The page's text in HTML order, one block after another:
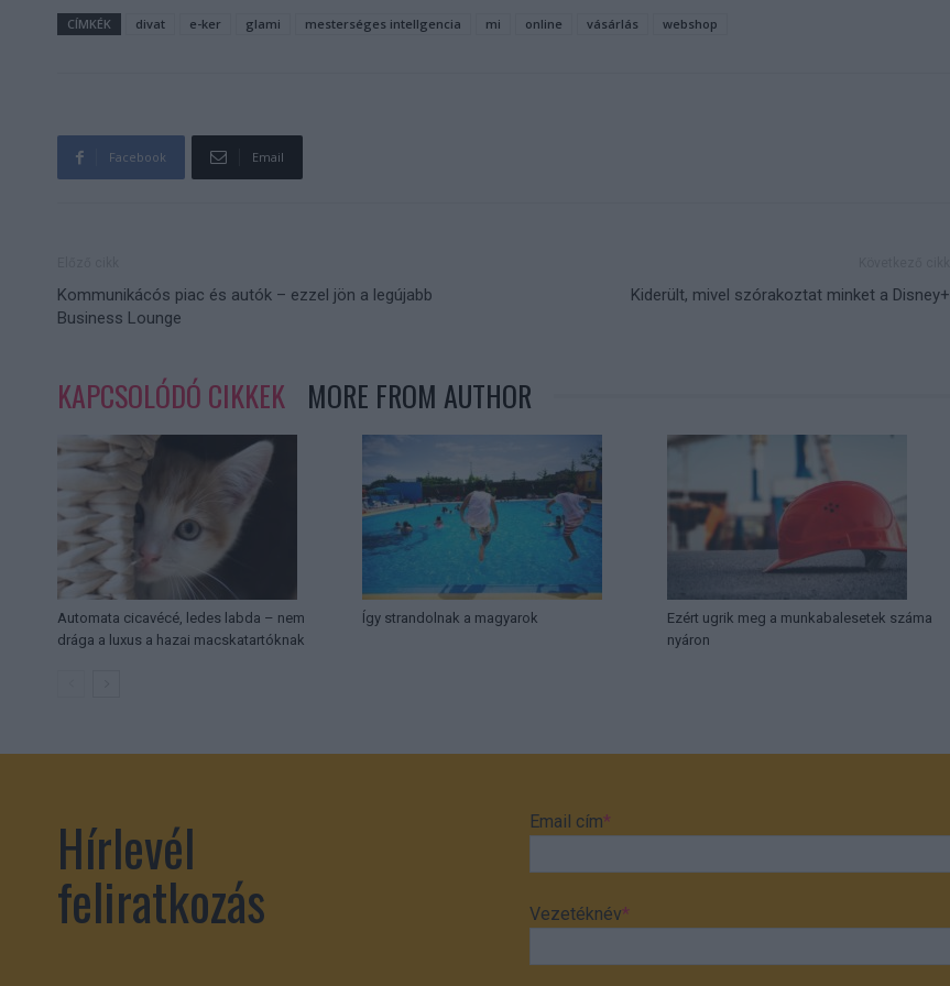
CÍMKÉK divat e-ker glami mesterséges intellgencia mi online vásárlás webshop
Facebook Email
Kommunikácós piac és autók – ezzel jön a legújabb
Business Lounge
Kiderült, mivel szórakoztat minket a Disney+
KAPCSOLÓDÓ CIKKEK MORE FROM AUTHOR
Automata cicavécé, ledes labda – nem
drága a luxus a hazai macskatartóknak
Így strandolnak a magyarok
Ezért ugrik meg a munkabalesetek száma
nyáron
Hírlevél
feliratkozás
Email cím*
Vezetéknév*